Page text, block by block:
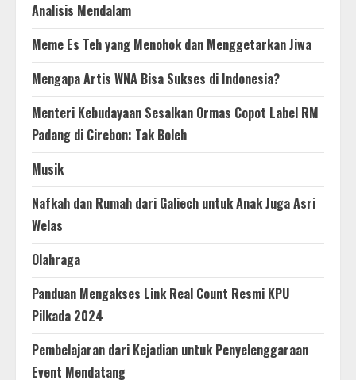
Analisis Mendalam
Meme Es Teh yang Menohok dan Menggetarkan Jiwa
Mengapa Artis WNA Bisa Sukses di Indonesia?
Menteri Kebudayaan Sesalkan Ormas Copot Label RM
Padang di Cirebon: Tak Boleh
Musik
Nafkah dan Rumah dari Galiech untuk Anak Juga Asri
Welas
Olahraga
Panduan Mengakses Link Real Count Resmi KPU
Pilkada 2024
Pembelajaran dari Kejadian untuk Penyelenggaraan
Event Mendatang